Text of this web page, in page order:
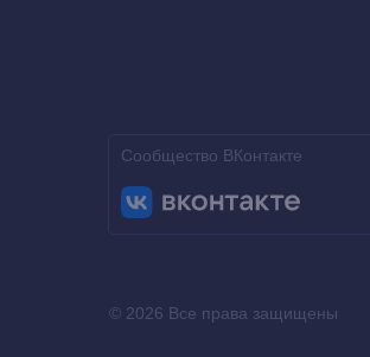
© 2026 Все права защищены
Сообщество ВКонтакте